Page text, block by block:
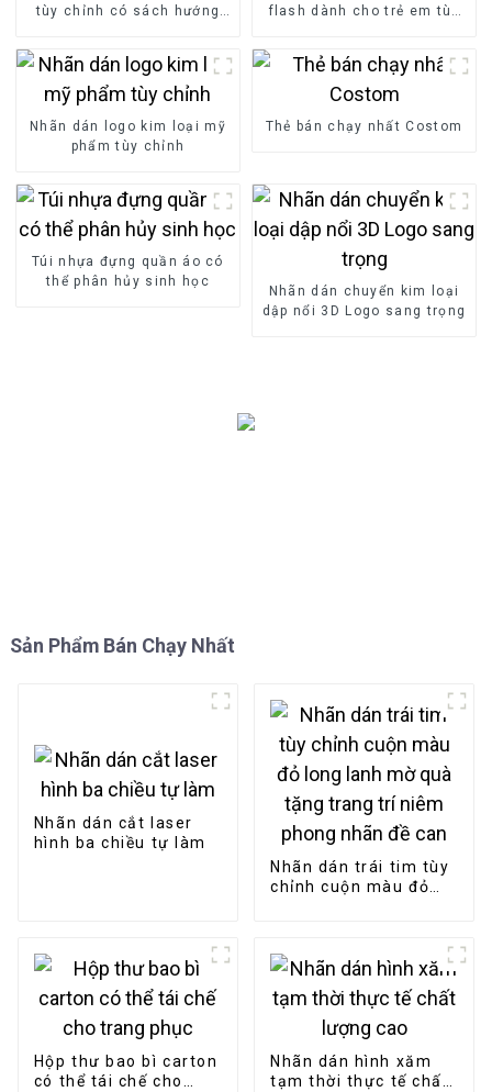
tùy chỉnh có sách hướng
flash dành cho trẻ em tùy
Nhãn dán logo kim loại mỹ
phẩm tùy chỉnh
Thẻ bán chạy nhất Costom
Túi nhựa đựng quần áo có
thể phân hủy sinh học
Nhãn dán chuyển kim loại
dập nổi 3D Logo sang trọng
Sản Phẩm Bán Chạy Nhất
Nhãn dán cắt laser
hình ba chiều tự làm
Nhãn dán trái tim tùy
chỉnh cuộn màu đỏ
Hộp thư bao bì carton
có thể tái chế cho
Nhãn dán hình xăm
tạm thời thực tế chất